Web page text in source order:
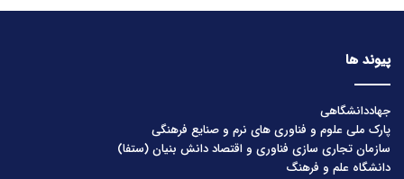
پیوند ها
جهاددانشگاهی
پارک ملی علوم و فناوری های نرم و صنایع فرهنگی
سازمان تجاری سازی فناوری و اقتصاد دانش بنیان (ستفا)
دانشگاه علم و فرهنگ